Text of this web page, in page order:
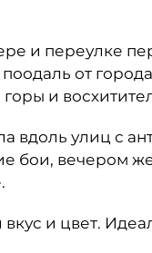
и переулке
поодаль от
и
вдоль улиц с
бои, вечером
и цвет.